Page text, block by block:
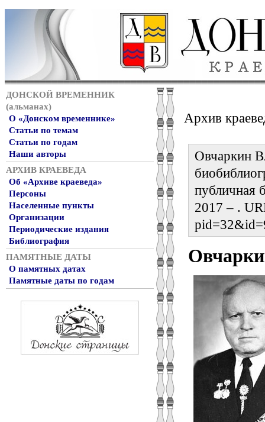
ДОНСКОЙ ВРЕМЕННИК
(альманах)
О «Донском временнике»
Статьи по темам
Статьи по годам
Наши авторы
АРХИВ КРАЕВЕДА
Об «Архиве краеведа»
Персоны
Населенные пункты
Организации
Периодические издания
Библиография
ПАМЯТНЫЕ ДАТЫ
О памятных датах
Памятные даты по годам
Архив
Овчаркин
публичная
2017 – .